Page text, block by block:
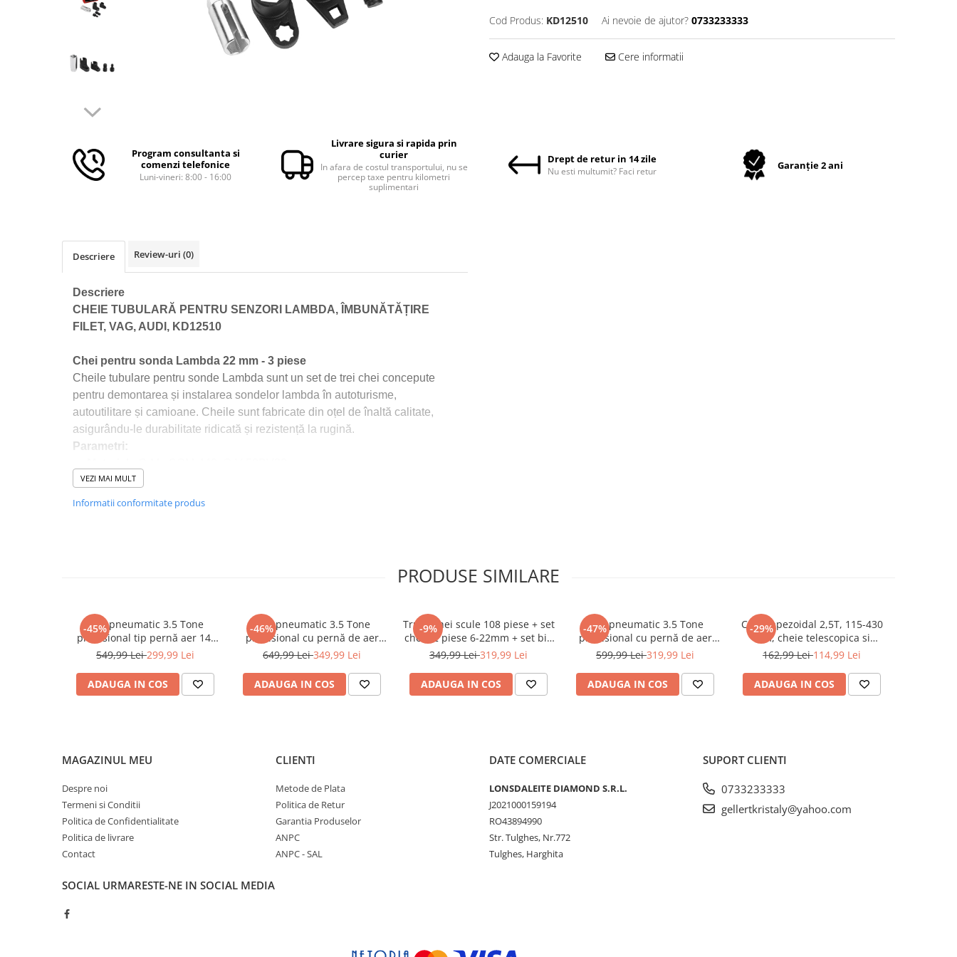
Aparate de rindeluit
Aparate de tuns
Aparate pe acumulator / baterie
Baterii incarcatoare
Compresoare
Generatoare de ozon
Invertor / convertor curent
Macara electrica
Motoare electrice
Pistoale termice
Unghiulare/drepte
Strung lemn electric
Sudura / taiere
Aparat taiat cu plasma
UPS Sursa curent
Vibrator beton
Scule Atelier Auto
Accesorii / consumabile atelier
Aparat masina dejantat echilibrat
Aparat sablat curatat
Cod Produs: KD12510 Ai nevoie de ajutor? 0733233333
Adauga la Favorite Cere informatii
Program consultanta si
comenzi telefonice
Luni-vineri: 8:00 - 16:00
Livrare sigura si rapida prin
curier
In afara de costul transportului, nu se
percep taxe pentru kilometri
suplimentari
Drept de retur in 14 zile
Nu esti multumit? Faci retur Garanție 2 ani
Descriere Review-uri (0)
Descriere
CHEIE TUBULARĂ PENTRU SENZORI LAMBDA, ÎMBUNĂTĂȚIRE
FILET, VAG, AUDI, KD12510
Chei pentru sonda Lambda 22 mm - 3 piese
Cheile tubulare pentru sonde Lambda sunt un set de trei chei concepute
pentru demontarea și instalarea sondelor lambda în autoturisme,
autoutilitare și camioane. Cheile sunt fabricate din oțel de înaltă calitate,
asigurându-le durabilitate ridicată și rezistență la rugină.
Parametri:
Aplicație:pentru sonda lambda
Conținutul setului:
VEZI MAI MULT
Informatii conformitate produs
PRODUSE SIMILARE
-45%
Cric pneumatic 3.5 Tone
profesional tip pernă aer 14-
40cm (3.5TAIR)
549,99 Lei299,99 Lei
ADAUGA IN COS
-46%
Cric pneumatic 3.5 Tone
profesional cu pernă de aer
pentru vulcanizare 15-40cm
649,99 Lei349,99 Lei
ADAUGA IN COS
-9%
Trusa chei scule 108 piese + set
chei 12 piese 6-22mm + set biti
41 piese (B109 + 16009 +
349,99 Lei319,99 Lei
ADAUGA IN COS
-47%
Cric pneumatic 3.5 Tone
profesional cu pernă de aer
pentru vulcanizare 13.5-40cm
599,99 Lei319,99 Lei
ADAUGA IN COS
-29%
Cric trapezoidal 2,5T, 115-430
mm, cheie telescopica si
accesorii incluse (KD3525)
162,99 Lei114,99 Lei
ADAUGA IN COS
MAGAZINUL MEU
Despre noi
Termeni si Conditii
Politica de Confidentialitate
Politica de livrare
Contact
CLIENTI
Metode de Plata
Politica de Retur
Garantia Produselor
ANPC
ANPC - SAL
DATE COMERCIALE
LONSDALEITE DIAMOND S.R.L.
J2021000159194
RO43894990
Str. Tulghes, Nr.772
Tulghes, Harghita
SUPORT CLIENTI
0733233333
gellertkristaly@yahoo.com
SOCIAL URMARESTE-NE IN SOCIAL MEDIA